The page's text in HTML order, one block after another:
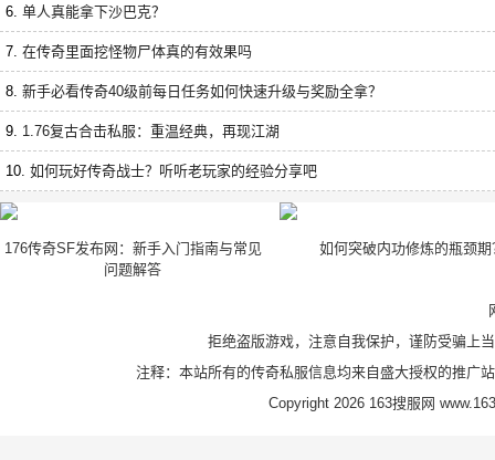
6. 单人真能拿下沙巴克？
7. 在传奇里面挖怪物尸体真的有效果吗
8. 新手必看传奇40级前每日任务如何快速升级与奖励全拿？
9. 1.76复古合击私服：重温经典，再现江湖
10. 如何玩好传奇战士？听听老玩家的经验分享吧
176传奇SF发布网：新手入门指南与常见
问题解答
如何突破内功修炼的瓶颈期
拒绝盗版游戏，注意自我保护，谨防受骗上
注释：本站所有的传奇私服信息均来自盛大授权的推广
Copyright 2026 163搜服网